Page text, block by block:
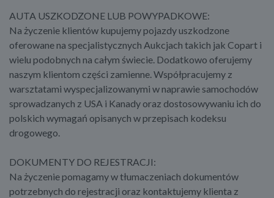
AUTA USZKODZONE LUB POWYPADKOWE:
Na życzenie klientów kupujemy pojazdy uszkodzone
oferowane na specjalistycznych Aukcjach takich jak Copart i
wielu podobnych na całym świecie. Dodatkowo oferujemy
naszym klientom części zamienne. Współpracujemy z
warsztatami wyspecjalizowanymi w naprawie samochodów
sprowadzanych z USA i Kanady oraz dostosowywaniu ich do
polskich wymagań opisanych w przepisach kodeksu
drogowego.
DOKUMENTY DO REJESTRACJI:
Na życzenie pomagamy w tłumaczeniach dokumentów
potrzebnych do rejestracji oraz kontaktujemy klienta z